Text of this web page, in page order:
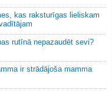
kas raksturīgas lieliskam
rutīnā nepazaudēt sevi?
ir strādājoša mamma